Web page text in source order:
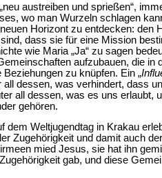
austreiben und sprießen“,
wo man Wurzeln schlagen
Horizont zu entdecken: den
dass sie für eine Mission
wie Maria „Ja“ zu sagen
aufzubauen, die
zu knüpfen. Ein „
dessen, was verhindert, dass
all dessen, was es uns erlaubt,
gehören.
dem Weltjugendtag in Krakau
Zugehörigkeit und damit auch
mied Jesus, sie hat ihn
gab, und diese